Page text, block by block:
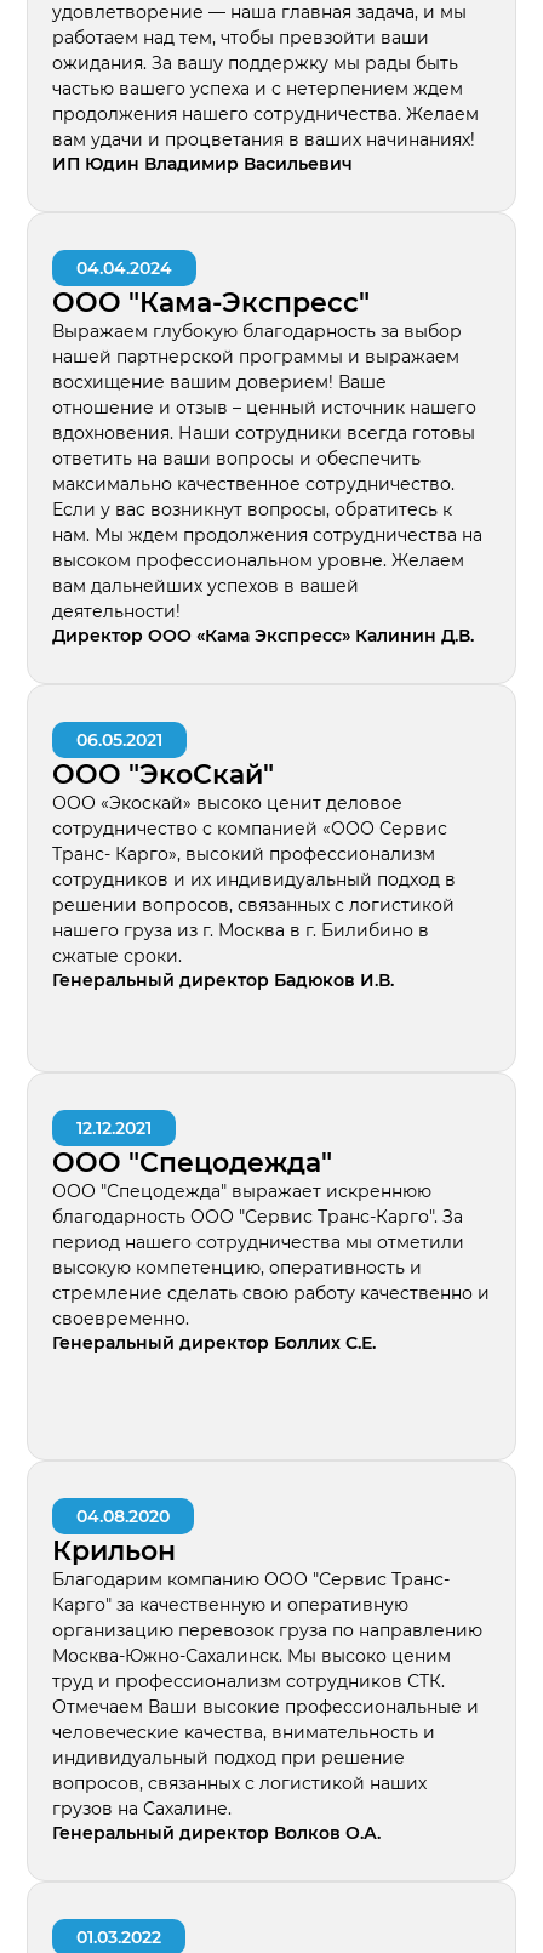
удовлетворение — наша главная задача, и мы
работаем над тем, чтобы превзойти ваши
ожидания. За вашу поддержку мы рады быть
частью вашего успеха и с нетерпением ждем
продолжения нашего сотрудничества. Желаем
вам удачи и процветания в ваших начинаниях!
ИП Юдин Владимир Васильевич
04.04.2024
ООО "Кама-Экспресс"
Выражаем глубокую благодарность за выбор
нашей партнерской программы и выражаем
восхищение вашим доверием! Ваше
отношение и отзыв – ценный источник нашего
вдохновения. Наши сотрудники всегда готовы
ответить на ваши вопросы и обеспечить
максимально качественное сотрудничество.
Если у вас возникнут вопросы, обратитесь к
нам. Мы ждем продолжения сотрудничества на
высоком профессиональном уровне. Желаем
вам дальнейших успехов в вашей
деятельности!
Директор ООО «Кама Экспресс» Калинин Д.В.
06.05.2021
ООО "ЭкоСкай"
ООО «Экоскай» высоко ценит деловое
сотрудничество с компанией «ООО Сервис
Транс- Карго», высокий профессионализм
сотрудников и их индивидуальный подход в
решении вопросов, связанных с логистикой
нашего груза из г. Москва в г. Билибино в
сжатые сроки.
Генеральный директор Бадюков И.В.
12.12.2021
ООО "Спецодежда"
ООО "Спецодежда" выражает искреннюю
благодарность ООО "Сервис Транс-Карго". За
период нашего сотрудничества мы отметили
высокую компетенцию, оперативность и
стремление сделать свою работу качественно и
своевременно.
Генеральный директор Боллих С.Е.
04.08.2020
Крильон
Благодарим компанию ООО "Сервис Транс-
Карго" за качественную и оперативную
организацию перевозок груза по направлению
Москва-Южно-Сахалинск. Мы высоко ценим
труд и профессионализм сотрудников СТК.
Отмечаем Ваши высокие профессиональные и
человеческие качества, внимательность и
индивидуальный подход при решение
вопросов, связанных с логистикой наших
грузов на Сахалине.
Генеральный директор Волков О.А.
01.03.2022